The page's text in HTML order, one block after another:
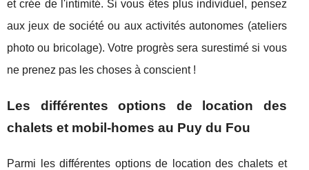
et crée de l'intimité. Si vous êtes plus individuel, pensez
aux jeux de société ou aux activités autonomes (ateliers
photo ou bricolage). Votre progrès sera surestimé si vous
ne prenez pas les choses à conscient !
Les différentes options de location des
chalets et mobil-homes au Puy du Fou
Parmi les différentes options de location des chalets et